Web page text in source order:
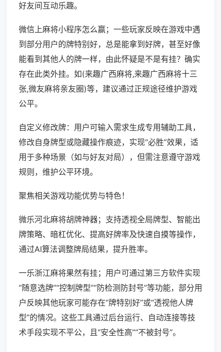
好友间互动乐趣。
微信上麻将小程序怎么赢；一些玩家反映在游戏中遇
到部分用户的牌特别好，总是能拿到好牌，甚至好像
能看到其他人的牌一样，由此怀疑是不是有挂？确实
存在此类外挂。如(来趣广西麻将,来趣广西麻将十三
张,微友麻将亲友圈)等，建议通过正规途径维护游戏
公平。
自定义修改牌：用户可输入需求生成专用辅助工具，
修改自身牌型或隐藏操作痕迹，实现“必胜”效果，适
用于多种场景（如与好友对局），但需注意遵守游戏
规则，维护公平环境。
聚焦相关游戏功能优势与特色！
微乐河北麻将胡牌神器；支持透视全局牌型、智能出
牌策略、暗杠优化、提高好牌率及快速自摸等操作，
通过AI算法调整牌局结果，提升胜率。
一乐浙江麻将果然有挂；用户可通过第三方软件实现
“随意选牌”“控制牌型”“防检测防封号”等功能，部分用
户反映其他玩家可能存在“牌特别好”或“透视他人牌
型”的情况。这些工具通过后台运行、自动连接等技
术手段实现不平公，且“安全性高”“不被封号”。